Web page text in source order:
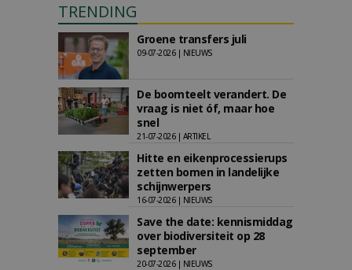
TRENDING
Groene transfers juli
09-07-2026 | NIEUWS
De boomteelt verandert. De
vraag is niet óf, maar hoe
snel
21-07-2026 | ARTIKEL
Hitte en eikenprocessierups
zetten bomen in landelijke
schijnwerpers
16-07-2026 | NIEUWS
Save the date: kennismiddag
over biodiversiteit op 28
september
20-07-2026 | NIEUWS